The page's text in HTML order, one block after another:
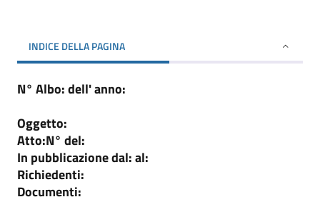
INDICE DELLA PAGINA
N° Albo:dell' anno:
Oggetto:
Atto:N° del:
In pubblicazione dal:al:
Richiedenti:
Documenti: